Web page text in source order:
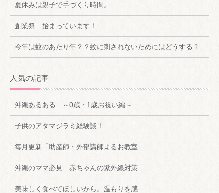
夏休みは親子で手づくり時間。
創業祭 始まっています！
今年は蚊のあたり年？？蚊に刺されないためにはどうする？
人気の記事
沖縄あるある ～0歳・1歳お祝い編～
子供のアタマジラミ経験談！
毎月更新「助産師・外部講師よるお教室...
沖縄のママ必見！赤ちゃんの紫外線対策...
美味しく食べてほしいから。温もりを感...